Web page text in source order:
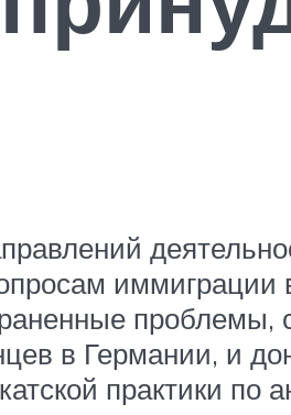
в Германии, и
практики по